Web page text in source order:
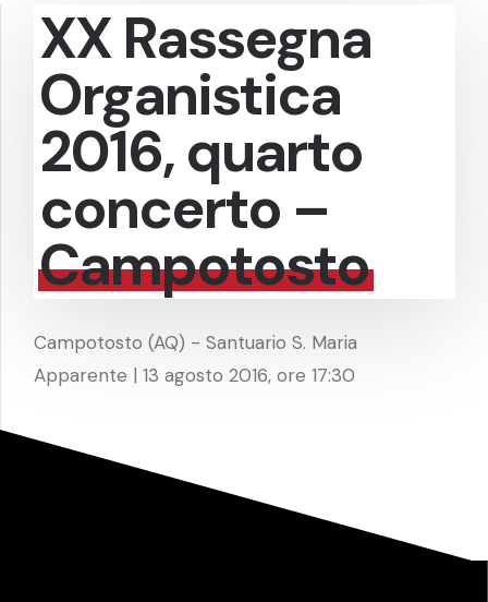
XX Rassegna
Organistica
2016, quarto
concerto –
Campotosto
Campotosto (AQ) - Santuario S. Maria
Apparente | 13 agosto 2016, ore 17:30